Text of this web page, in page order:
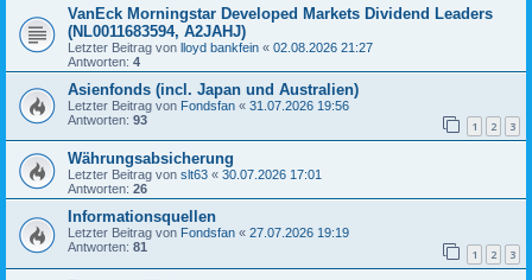
VanEck Morningstar Developed Markets Dividend Leaders
(NL0011683594, A2JAHJ)
Letzter Beitrag von lloyd bankfein « 02.08.2026 21:27
Antworten: 4
Asienfonds (incl. Japan und Australien)
Letzter Beitrag von Fondsfan « 31.07.2026 19:56
Antworten: 93 1 2 3
Währungsabsicherung
Letzter Beitrag von slt63 « 30.07.2026 17:01
Antworten: 26
Informationsquellen
Letzter Beitrag von Fondsfan « 27.07.2026 19:19
Antworten: 81 1 2 3